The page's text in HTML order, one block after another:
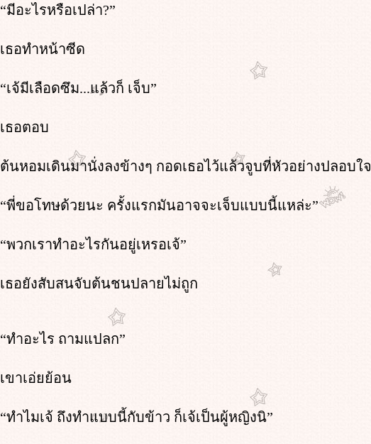
“มีอะไรหรือเปล่า?”
เธอทำหน้าซีด
“เจ้มีเลือดซึม...แล้วก็ เจ็บ”
เธอตอบ
ต้นหอมเดินมานั่งลงข้างๆ กอดเธอไว้แล้วจูบที่หัวอย่างปลอบใจ
“พี่ขอโทษด้วยนะ ครั้งแรกมันอาจจะเจ็บแบบนี้แหล่ะ”
“พวกเราทำอะไรกันอยู่เหรอเจ้”
เธอยังสับสนจับต้นชนปลายไม่ถูก
“ทำอะไร ถามแปลก”
เขาเอ่ยย้อน
“ทำไมเจ้ ถึงทำแบบนี้กับข้าว ก็เจ้เป็นผู้หญิงนิ”